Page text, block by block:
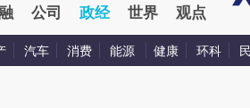
公司 政经 世界 观点
汽车 消费 能源 健康 环科